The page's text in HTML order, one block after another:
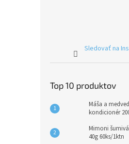
Sledovať na
Top 10 produktov
Máša a
kondicionér
Mimoni
40g 60ks/1ktn